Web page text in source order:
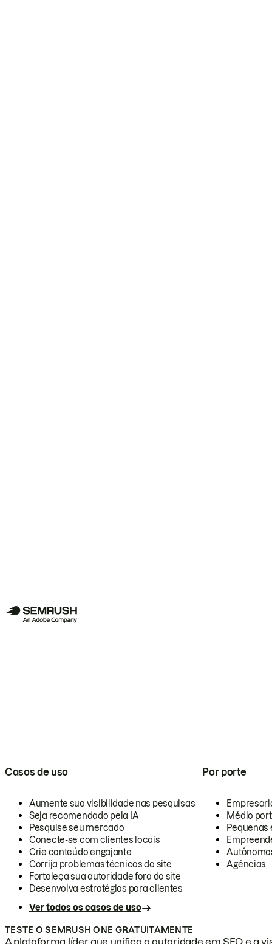
Casos de uso
Aumente sua visibilidade nas pesquisas
Seja recomendado pela IA
Pesquise seu mercado
Conecte-se com clientes locais
Crie conteúdo engajante
Corrija problemas técnicos do site
Fortaleça sua autoridade fora do site
Desenvolva estratégias para clientes
Ver todos os casos de uso
Por porte
Médio
Pequenas
Agências
TESTE O SEMRUSH ONE GRATUITAMENTE
A plataforma líder que unifica a autoridade em SEO e a